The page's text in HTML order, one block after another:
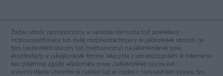
Żaden utwór zamieszczony w serwisie nie może być powielany i
rozpowszechniany lub dalej rozpowszechniany w jakikolwiek sposób (w
tym także elektroniczny lub mechaniczny) na jakimkolwiek polu
eksploatacji w jakiejkolwiek formie, włącznie z umieszczaniem w Internecie
bez pisemnej zgody właściciela praw. Jakiekolwiek użycie lub
wykorzystanie utworów w całości lub w części z naruszeniem prawa, tzn.